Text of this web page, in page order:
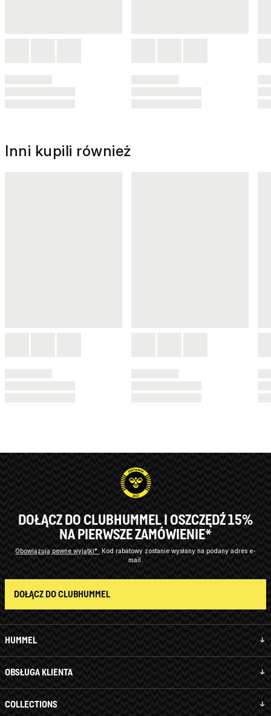
Inni kupili również
HUMMEL
OBSŁUGA KLIENTA
COLLECTIONS
DOŁĄCZ DO CLUBHUMMEL I OSZCZĘDŹ 15%
NA PIERWSZE ZAMÓWIENIE*
Obowiązują pewne wyjątki*
Kod rabatowy zostanie wysłany na podany adres e-
mail.
DOŁĄCZ DO CLUBHUMMEL